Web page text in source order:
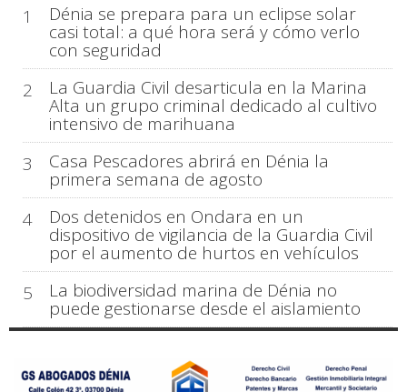
1 Dénia se prepara para un eclipse solar
casi total: a qué hora será y cómo verlo
con seguridad
2
La Guardia Civil desarticula en la Marina
Alta un grupo criminal dedicado al cultivo
intensivo de marihuana
3
Casa Pescadores abrirá en Dénia la
primera semana de agosto
4
Dos detenidos en Ondara en un
dispositivo de vigilancia de la Guardia Civil
por el aumento de hurtos en vehículos
5
La biodiversidad marina de Dénia no
puede gestionarse desde el aislamiento